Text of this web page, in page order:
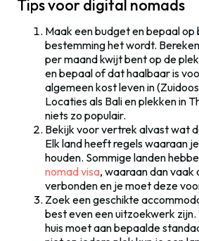
Tips voor digital nomads
Maak een budget en bepaal
bestemming het wordt.
per maand kwijt bent op de
en bepaal of dat haalbaar is
algemeen kost leven in
Locaties als Bali en plekken in
niets zo populair.
Bekijk voor vertrek alvast wat
Elk land heeft regels waaraan
houden. Sommige landen
nomad visa, waaraan dan vaak
verbonden en je moet deze
Zoek een geschikte
best even een uitzoekwerk
huis moet aan bepaalde